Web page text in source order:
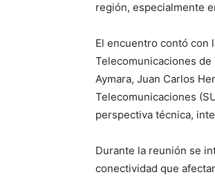
región, especialmente
El encuentro contó con
Telecomunicaciones de
Aymara, Juan Carlos
Telecomunicaciones
perspectiva técnica,
Durante la reunión se
conectividad que